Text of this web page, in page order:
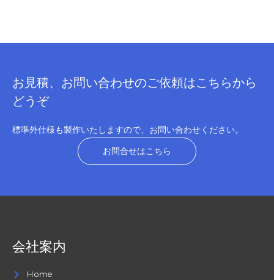
お見積、お問い合わせのご依頼はこちらから
どうぞ
標準外仕様も製作いたしますので、お問い合わせください。
お問合せはこちら
会社案内
Home